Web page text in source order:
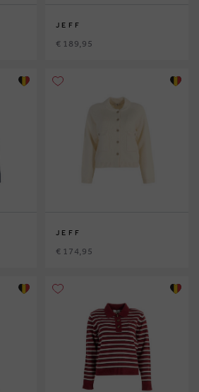
JEFF
€ 189,95
JEFF
€ 174,95